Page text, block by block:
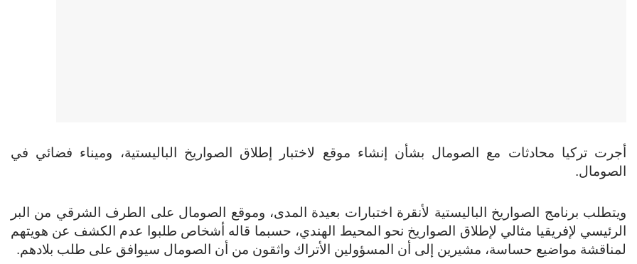
أجرت تركيا محادثات مع الصومال بشأن إنشاء موقع لاختبار إطلاق الصواريخ الباليستية، وميناء فضائي في
الصومال.
ويتطلب برنامج الصواريخ الباليستية لأنقرة اختبارات بعيدة المدى، وموقع الصومال على الطرف الشرقي من البر
الرئيسي لإفريقيا مثالي لإطلاق الصواريخ نحو المحيط الهندي، حسبما قاله أشخاص طلبوا عدم الكشف عن هويتهم
لمناقشة مواضيع حساسة، مشيرين إلى أن المسؤولين الأتراك واثقون من أن الصومال سيوافق على طلب بلادهم.